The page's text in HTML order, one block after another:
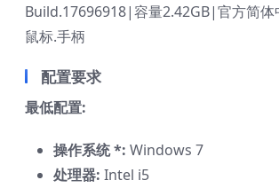
Build.17696918|容量2.42GB|官方简
鼠标.手柄
配置要求
最低配置:
操作系统 *: Windows 7
处理器: Intel i5